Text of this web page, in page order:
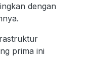
dengan
prima ini